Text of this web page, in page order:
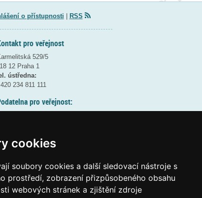
cookies
soubory cookies a další sledovací nástroje s
prostředí, zobrazení přizpůsobeného obsahu
webových stránek a zjištění zdroje
o přístupnosti RSS
pro veřejnost
529/5
12 Praha 1
ústředna:
234 811 111
pro veřejnost:
informací
podatelna:
gov cz